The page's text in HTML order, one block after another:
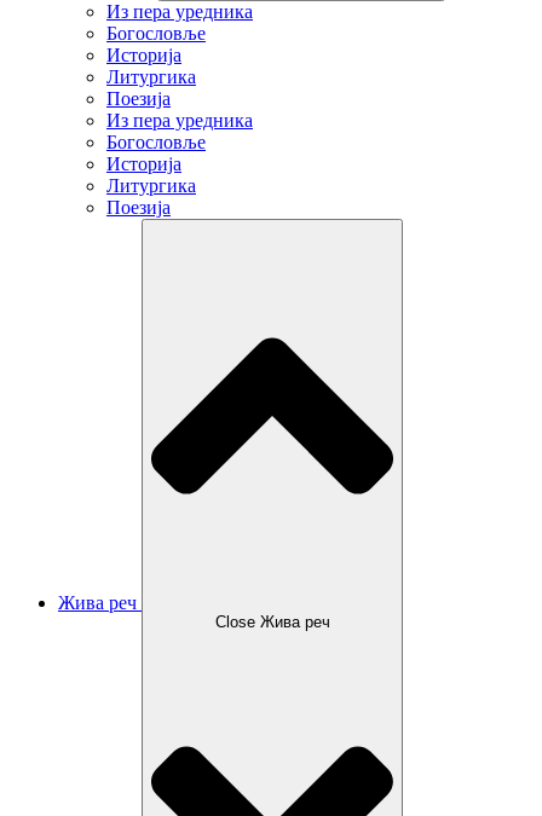
Из пера уредника
Богословље
Историја
Литургика
Поезија
Из пера уредника
Богословље
Историја
Литургика
Поезија
Жива реч
Close Жива реч